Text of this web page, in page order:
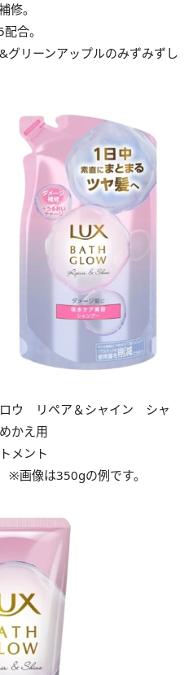
修。
合。
グリーンアップルのみずみずし
ロウ リペア＆シャイン シャ
かえ用
メント
画像は350gの例です。